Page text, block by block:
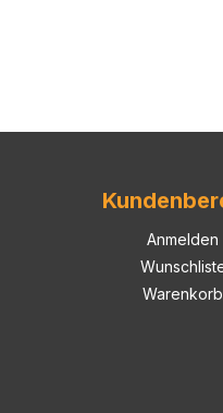
Anmelden
Warenkorb